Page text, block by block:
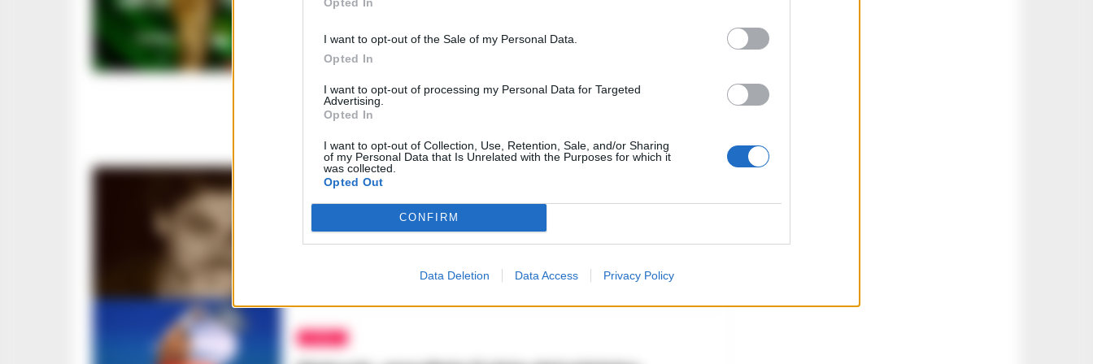
I want to opt-out of the Sale of my Personal Data.
Opted In
I want to opt-out of processing my Personal Data for Targeted
Advertising.
Opted In
I want to opt-out of Collection, Use, Retention, Sale, and/or Sharing
of my Personal Data that Is Unrelated with the Purposes for which it
was collected.
Opted Out
CONFIRM
Data Deletion Data Access Privacy Policy
Il Mondiale di calcio del 2034 sarà in Arabia
Saudita: rinuncia dell’Australia
3C
A #3C Ferdinando Manzo racconta Sidney, la
27 GENNAIO 2022 - 07:46
SPORT